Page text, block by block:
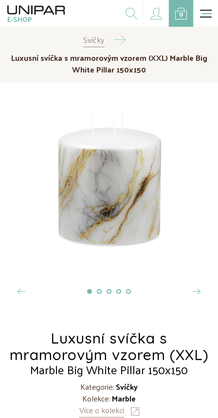
E-SHOP
Dárkové balíčky
Doplňky
Doprodej
CZK EUR
0
Svíčky
Luxusní svíčka s mramorovým vzorem (XXL) Marble Big
White Pillar 150x150
Luxusní svíčka s
mramorovým vzorem (XXL)
Marble Big White Pillar 150x150
Kategorie: Svíčky
Kolekce: Marble
Více o kolekci